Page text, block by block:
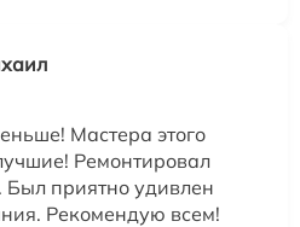
Мастера этого
Ремонтировал
Был приятно удивлен
Рекомендую всем!